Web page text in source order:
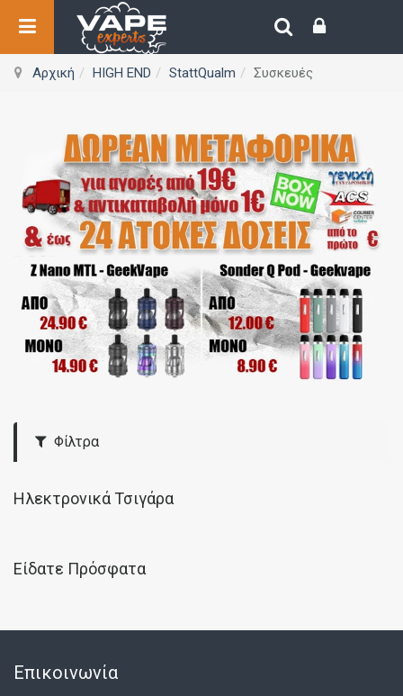
Αρχική HIGH END StattQualm Συσκευές
Φίλτρα
Ηλεκτρονικά Τσιγάρα
Είδατε Πρόσφατα
Επικοινωνία